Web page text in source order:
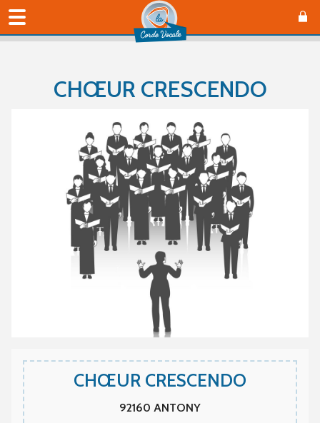
CHŒUR CRESCENDO
CHŒUR CRESCENDO
92160 ANTONY